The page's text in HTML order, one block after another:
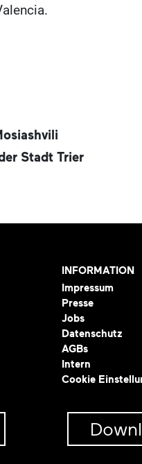
Stadt Trier
INFORMATION
Impressum
Presse
Jobs
Datenschutz
AGBs
Intern
Cookie